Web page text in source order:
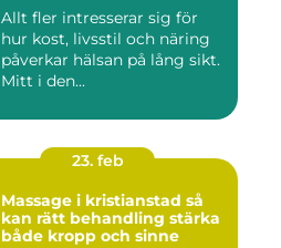
Allt fler intresserar sig för
hur kost, livsstil och näring
påverkar hälsan på lång sikt.
Mitt i den...
23. feb
Massage i kristianstad så
kan rätt behandling stärka
både kropp och sinne